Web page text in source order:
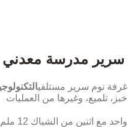
سرير مدرسة معدني
غرفة نوم سرير مستلقي
خبز، تلميع، وغيرها من العمليات
واحد مع اثنين من الشباك 12 ملم